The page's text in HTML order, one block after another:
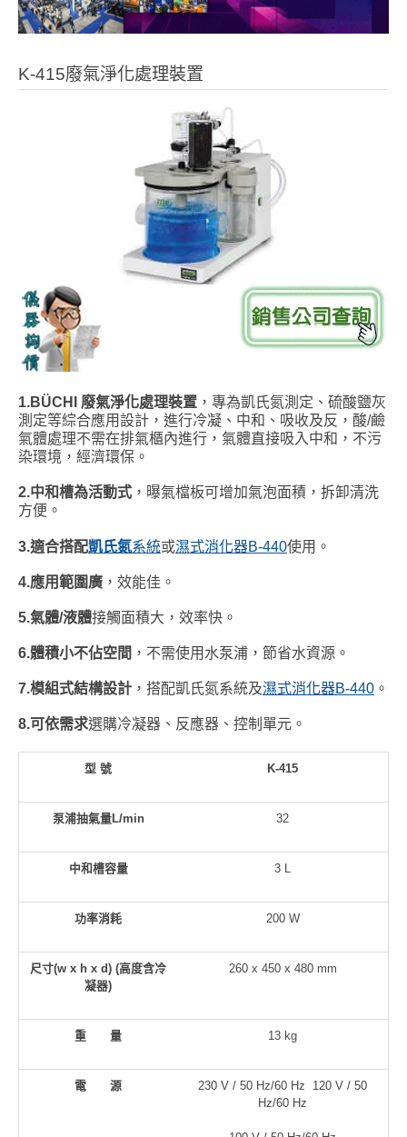
K-415廢氣淨化處理裝置
1.BÜCHI 廢氣淨化處理裝置 ，專為凱氏氮測定、硫酸鹽灰
測定等綜合應用設計，進行冷凝、中和、吸收及反，酸/鹼
氣體處理不需在排氣櫃內進行，氣體直接吸入中和，不污
染環境，經濟環保。
2.中和槽為活動式 ，曝氣檔板可增加氣泡面積，拆卸清洗
方便。
3.適合搭配凱氏氮系統或濕式消化器B-440使用。
4.應用範圍廣 ，效能佳。
5.氣體/液體接觸面積大，效率快。
6.體積小不佔空間 ，不需使用水泵浦，節省水資源。
7.模組式結構設計 ，搭配凱氏氮系統及濕式消化器B-440 。
8.可依需求選購冷凝器、反應器、控制單元。
型 號 K-415
泵浦抽氣量L/min 32
中和槽容量 3 L
功率消耗 200 W
尺寸(w x h x d) (高度含冷
凝器)
260 x 450 x 480 mm
重 量 13 kg
電 源
230 V / 50 Hz/60 Hz 120 V / 50
Hz/60 Hz